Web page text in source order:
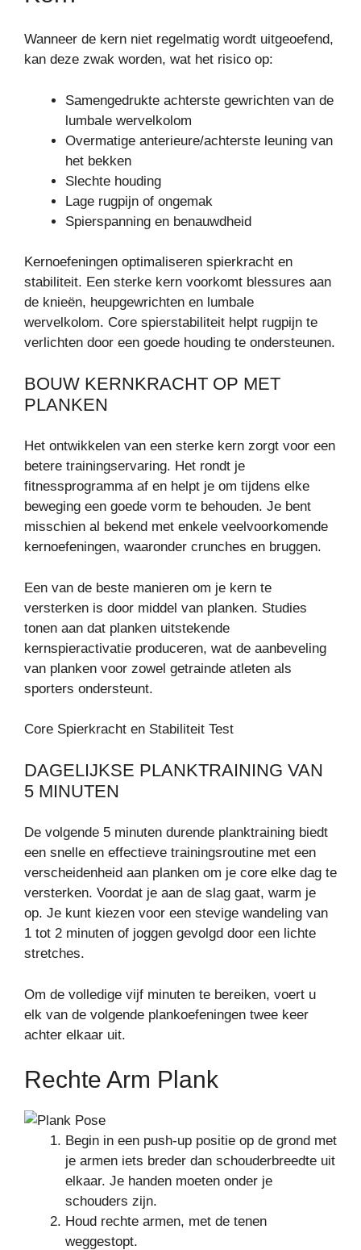
Wanneer de kern niet regelmatig wordt uitgeoefend,
kan deze zwak worden, wat het risico op:
Samengedrukte achterste gewrichten van de
lumbale wervelkolom
Overmatige anterieure/achterste leuning van
het bekken
Slechte houding
Lage rugpijn of ongemak
Spierspanning en benauwdheid
Kernoefeningen optimaliseren spierkracht en
stabiliteit. Een sterke kern voorkomt blessures aan
de knieën, heupgewrichten en lumbale
wervelkolom. Core spierstabiliteit helpt rugpijn te
verlichten door een goede houding te ondersteunen.
BOUW KERNKRACHT OP MET
PLANKEN
Het ontwikkelen van een sterke kern zorgt voor een
betere trainingservaring. Het rondt je
fitnessprogramma af en helpt je om tijdens elke
beweging een goede vorm te behouden. Je bent
misschien al bekend met enkele veelvoorkomende
kernoefeningen, waaronder crunches en bruggen.
Een van de beste manieren om je kern te
versterken is door middel van planken. Studies
tonen aan dat planken uitstekende
kernspieractivatie produceren, wat de aanbeveling
van planken voor zowel getrainde atleten als
sporters ondersteunt.
Core Spierkracht en Stabiliteit Test
DAGELIJKSE PLANKTRAINING VAN
5 MINUTEN
De volgende 5 minuten durende planktraining biedt
een snelle en effectieve trainingsroutine met een
verscheidenheid aan planken om je core elke dag te
versterken. Voordat je aan de slag gaat, warm je
op. Je kunt kiezen voor een stevige wandeling van
1 tot 2 minuten of joggen gevolgd door een lichte
stretches.
Om de volledige vijf minuten te bereiken, voert u
elk van de volgende plankoefeningen twee keer
achter elkaar uit.
Rechte Arm Plank
Begin in een push-up positie op de grond met
je armen iets breder dan schouderbreedte uit
elkaar. Je handen moeten onder je
schouders zijn.
Houd rechte armen, met de tenen
weggestopt.